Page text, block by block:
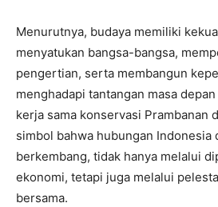
Menurutnya, budaya memiliki
menyatukan bangsa-bangsa,
pengertian, serta membangun
menghadapi tantangan masa
kerja sama konservasi Prambanan
simbol bahwa hubungan Indonesia
berkembang, tidak hanya melalui
ekonomi, tetapi juga melalui
bersama.